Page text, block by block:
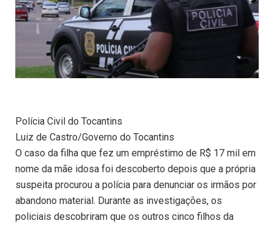
Polícia Civil do Tocantins
Luiz de Castro/Governo do Tocantins
O caso da filha que fez um empréstimo de R$ 17 mil em
nome da mãe idosa foi descoberto depois que a própria
suspeita procurou a polícia para denunciar os irmãos por
abandono material. Durante as investigações, os
policiais descobriram que os outros cinco filhos da